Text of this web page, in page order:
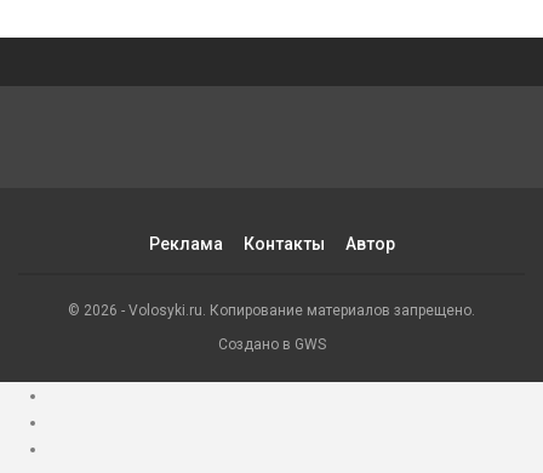
Реклама Контакты Автор
© 2026 - Volosyki.ru. Копирование материалов запрещено.
Создано в GWS